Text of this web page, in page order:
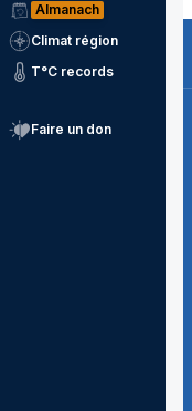
Almanach
Climat région
T°C records
Faire un don